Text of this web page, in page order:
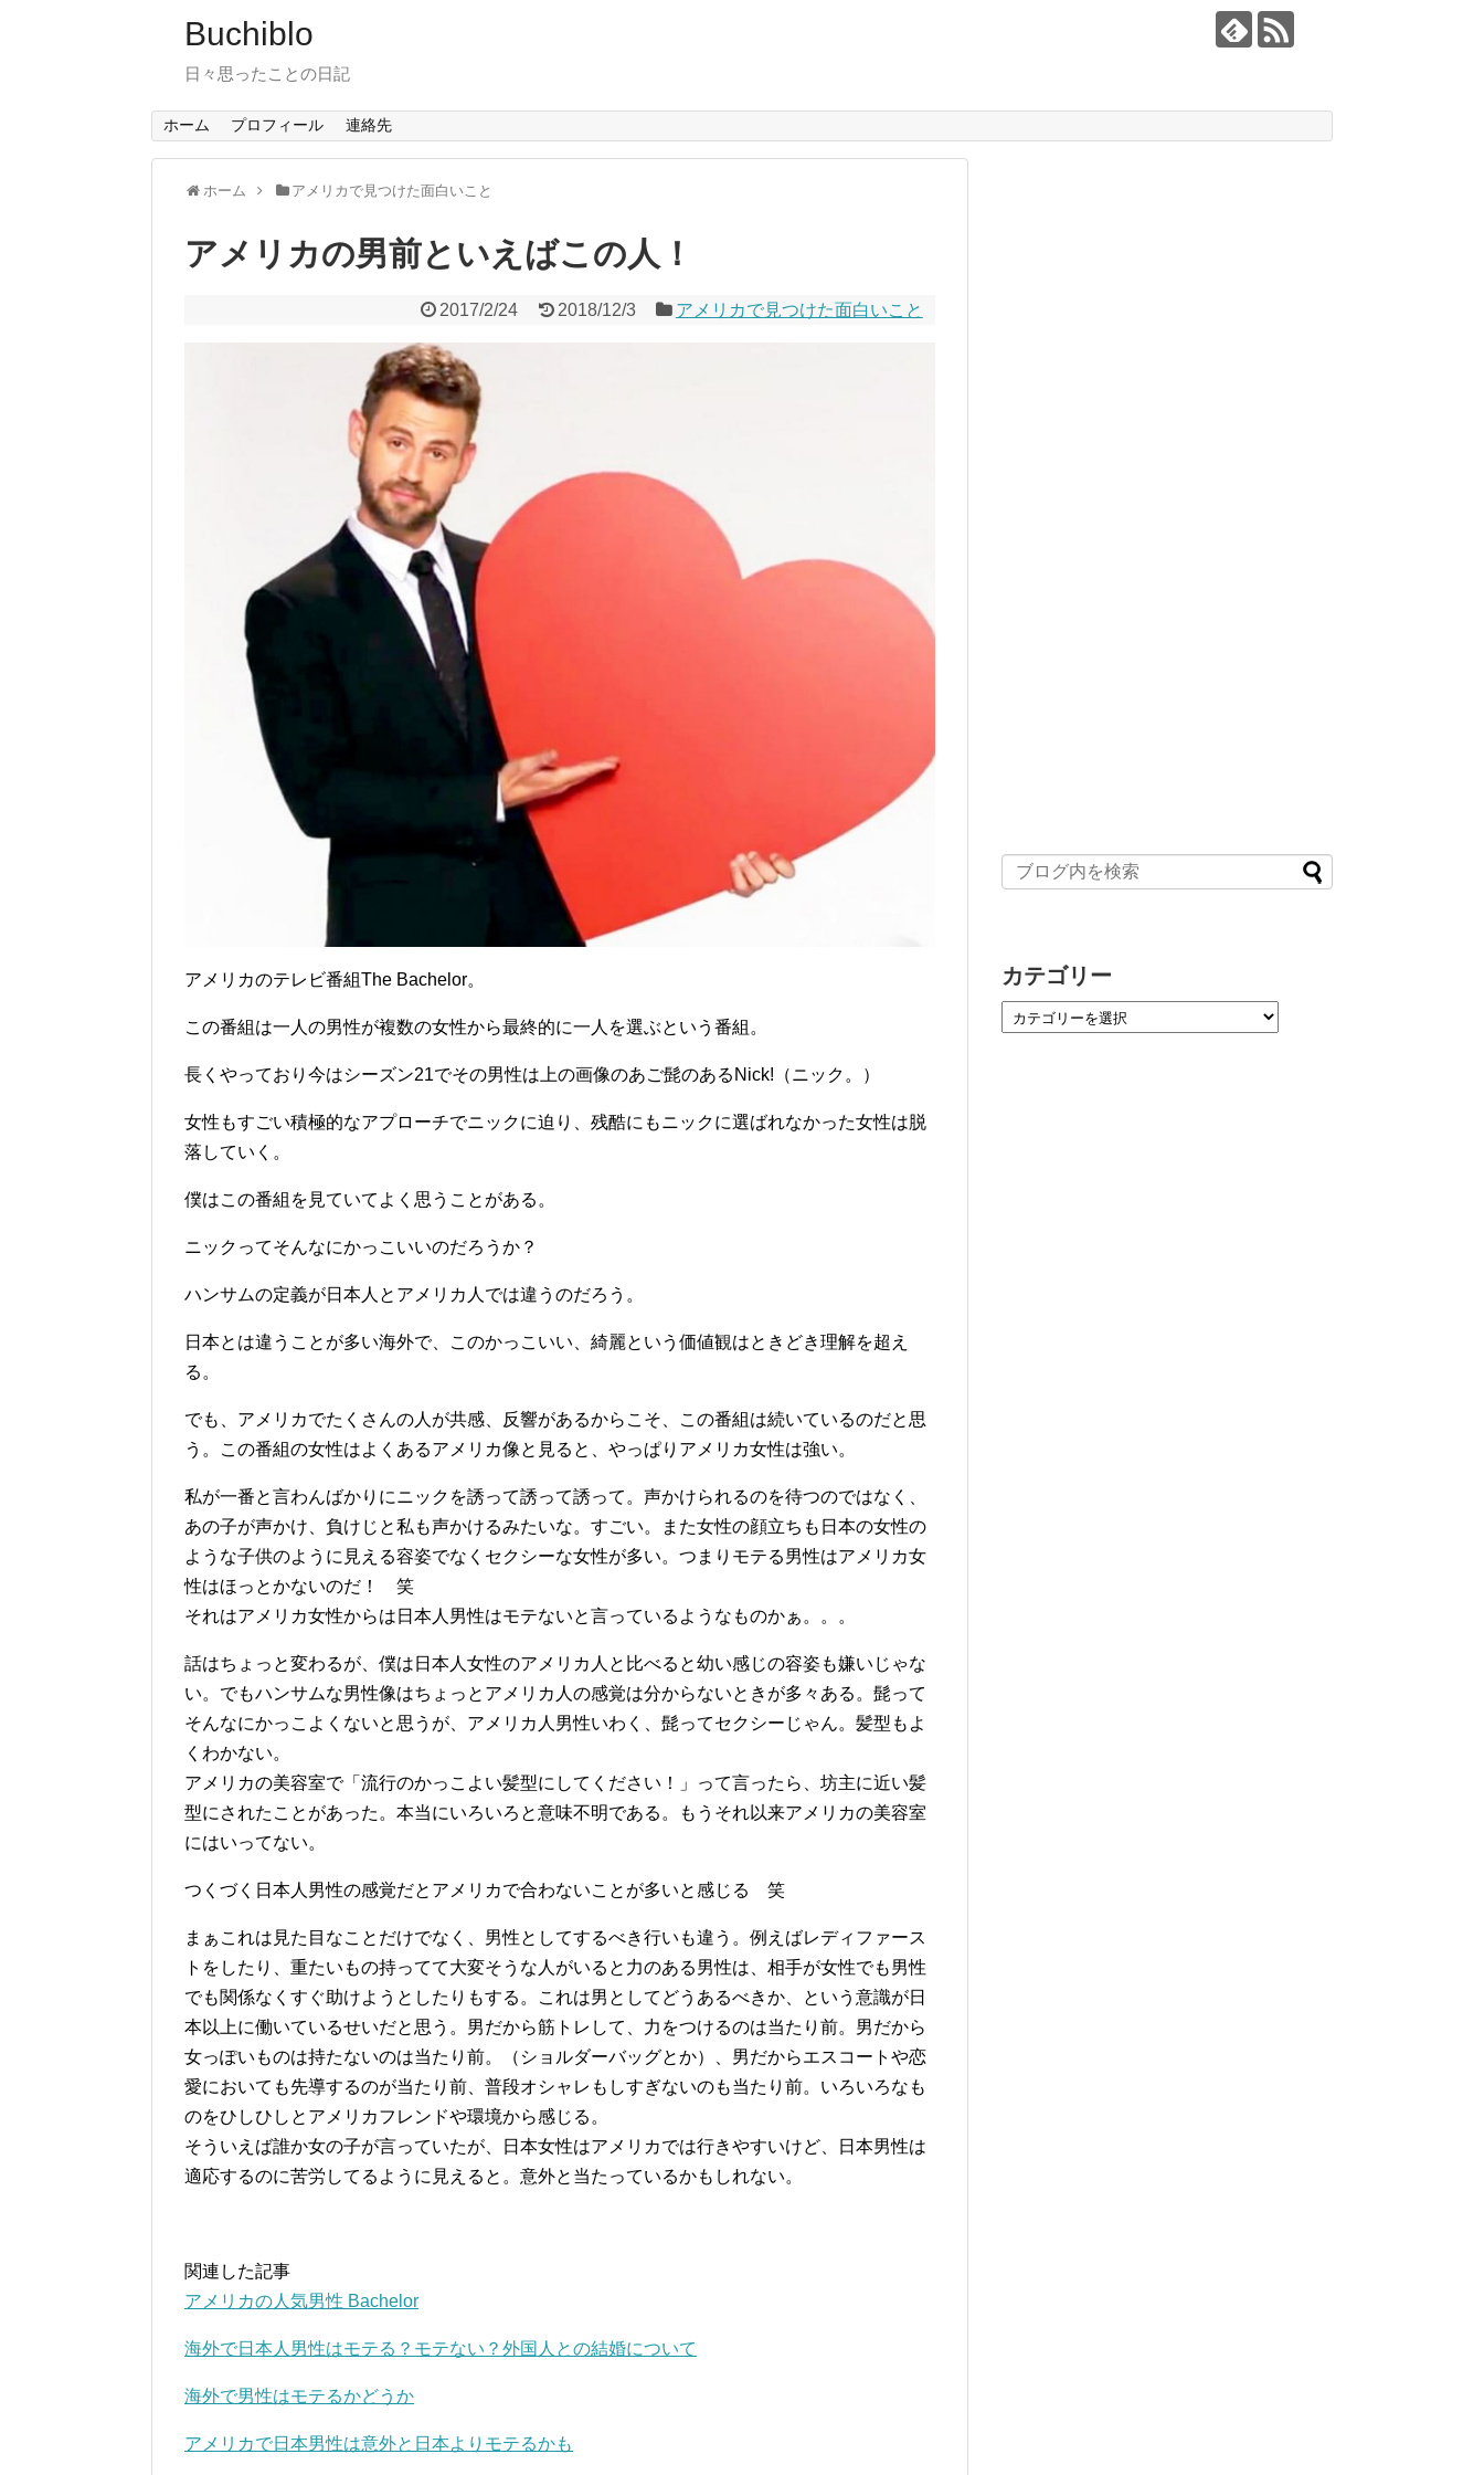
Buchiblo
日々思ったことの日記
ホーム プロフィール 連絡先
ホーム アメリカで見つけた面白いこと
アメリカの男前といえばこの人！
2017/2/24 2018/12/3 アメリカで見つけた面白いこと
アメリカのテレビ番組The Bachelor。
この番組は一人の男性が複数の女性から最終的に一人を選ぶという番組。
長くやっており今はシーズン21でその男性は上の画像のあご髭のあるNick!（ニック。）
女性もすごい積極的なアプローチでニックに迫り、残酷にもニックに選ばれなかった女性は脱
落していく。
僕はこの番組を見ていてよく思うことがある。
ニックってそんなにかっこいいのだろうか？
ハンサムの定義が日本人とアメリカ人では違うのだろう。
日本とは違うことが多い海外で、このかっこいい、綺麗という価値観はときどき理解を超え
る。
でも、アメリカでたくさんの人が共感、反響があるからこそ、この番組は続いているのだと思
う。この番組の女性はよくあるアメリカ像と見ると、やっぱりアメリカ女性は強い。
私が一番と言わんばかりにニックを誘って誘って誘って。声かけられるのを待つのではなく、
あの子が声かけ、負けじと私も声かけるみたいな。すごい。また女性の顔立ちも日本の女性の
ような子供のように見える容姿でなくセクシーな女性が多い。つまりモテる男性はアメリカ女
性はほっとかないのだ！ 笑
それはアメリカ女性からは日本人男性はモテないと言っているようなものかぁ。。。
話はちょっと変わるが、僕は日本人女性のアメリカ人と比べると幼い感じの容姿も嫌いじゃな
い。でもハンサムな男性像はちょっとアメリカ人の感覚は分からないときが多々ある。髭って
そんなにかっこよくないと思うが、アメリカ人男性いわく、髭ってセクシーじゃん。髪型もよ
くわかない。
アメリカの美容室で「流行のかっこよい髪型にしてください！」って言ったら、坊主に近い髪
型にされたことがあった。本当にいろいろと意味不明である。もうそれ以来アメリカの美容室
にはいってない。
つくづく日本人男性の感覚だとアメリカで合わないことが多いと感じる 笑
まぁこれは見た目なことだけでなく、男性としてするべき行いも違う。例えばレディファース
トをしたり、重たいもの持ってて大変そうな人がいると力のある男性は、相手が女性でも男性
でも関係なくすぐ助けようとしたりもする。これは男としてどうあるべきか、という意識が日
本以上に働いているせいだと思う。男だから筋トレして、力をつけるのは当たり前。男だから
女っぽいものは持たないのは当たり前。（ショルダーバッグとか）、男だからエスコートや恋
愛においても先導するのが当たり前、普段オシャレもしすぎないのも当たり前。いろいろなも
のをひしひしとアメリカフレンドや環境から感じる。
そういえば誰か女の子が言っていたが、日本女性はアメリカでは行きやすいけど、日本男性は
適応するのに苦労してるように見えると。意外と当たっているかもしれない。
関連した記事
アメリカの人気男性 Bachelor
海外で日本人男性はモテる？モテない？外国人との結婚について
海外で男性はモテるかどうか
アメリカで日本男性は意外と日本よりモテるかも
カテゴリー